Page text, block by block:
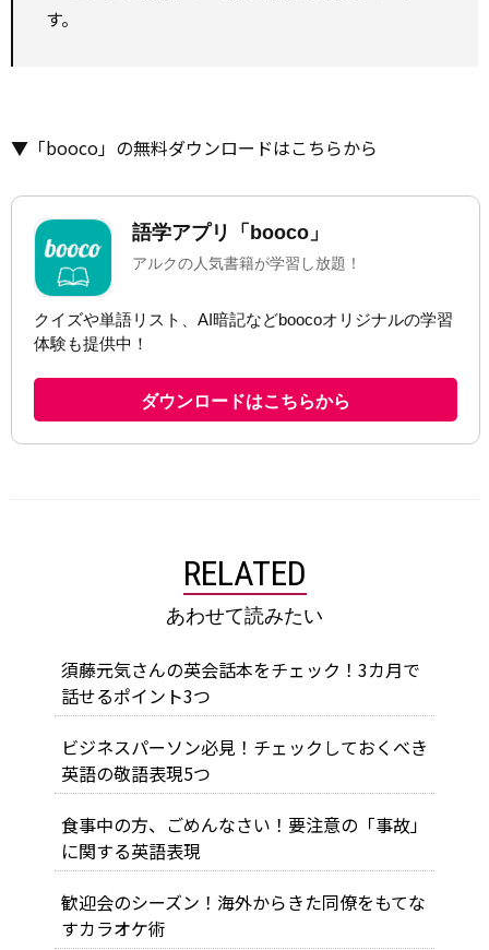
す。
▼「booco」の無料ダウンロードはこちらから
RELATED
あわせて読みたい
須藤元気さんの英会話本をチェック！3カ月で
話せるポイント3つ
ビジネスパーソン必見！チェックしておくべき
英語の敬語表現5つ
食事中の方、ごめんなさい！要注意の「事故」
に関する英語表現
歓迎会のシーズン！海外からきた同僚をもてな
すカラオケ術